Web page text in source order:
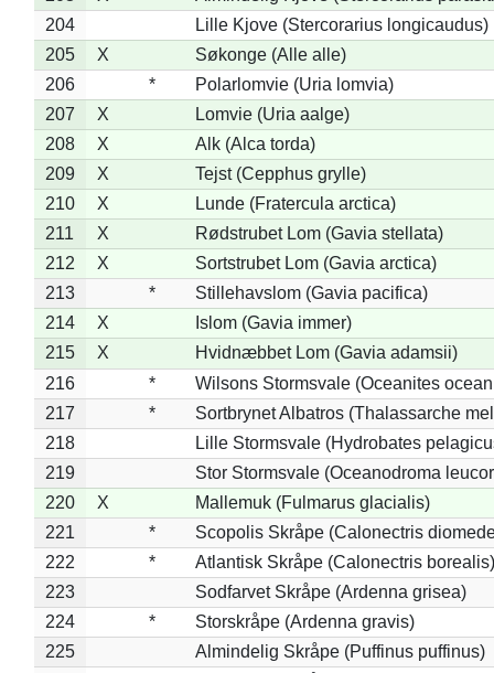
204
Lille Kjove (Stercorarius longicaudus)
205
X
Søkonge (Alle alle)
206
*
Polarlomvie (Uria lomvia)
207
X
Lomvie (Uria aalge)
208
X
Alk (Alca torda)
209
X
Tejst (Cepphus grylle)
210
X
Lunde (Fratercula arctica)
211
X
Rødstrubet Lom (Gavia stellata)
212
X
Sortstrubet Lom (Gavia arctica)
213
*
Stillehavslom (Gavia pacifica)
214
X
Islom (Gavia immer)
215
X
Hvidnæbbet Lom (Gavia adamsii)
216
*
Wilsons Stormsvale (Oceanites
217
*
Sortbrynet Albatros (Thalassarche
218
Lille Stormsvale (Hydrobates
219
Stor Stormsvale (Oceanodroma
220
X
Mallemuk (Fulmarus glacialis)
221
*
Scopolis Skråpe (Calonectris
222
*
Atlantisk Skråpe (Calonectris borealis)
223
Sodfarvet Skråpe (Ardenna grisea)
224
*
Storskråpe (Ardenna gravis)
225
Almindelig Skråpe (Puffinus puffinus)